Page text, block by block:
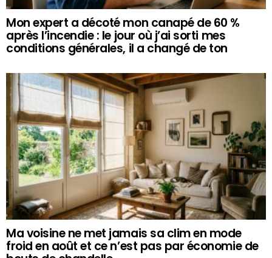
Mon expert a décoté mon canapé de 60 %
après l’incendie : le jour où j’ai sorti mes
conditions générales, il a changé de ton
Ma voisine ne met jamais sa clim en mode
froid en août et ce n’est pas par économie de